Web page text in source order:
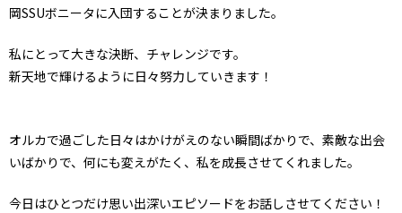
岡SSUボニータに入団することが決まりました。
私にとって大きな決断、チャレンジです。
新天地で輝けるように日々努力していきます！
オルカで過ごした日々はかけがえのない瞬間ばかりで、素敵な出会
いばかりで、何にも変えがたく、私を成長させてくれました。
今日はひとつだけ思い出深いエピソードをお話しさせてください！